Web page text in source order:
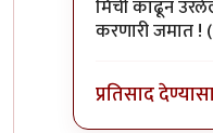
मिर्ची काढून
करणारी जमात !
प्रतिसाद